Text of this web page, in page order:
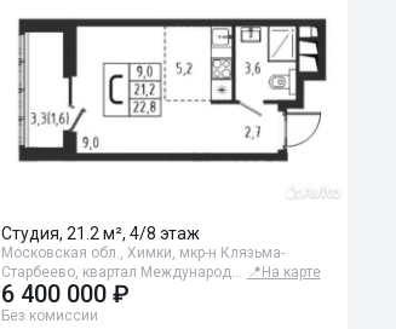
Студия, 21.2 м², 4/8 этаж
Московская обл., Химки, мкр-н Клязьма-
Старбеево, квартал Международ… 📍 На карте
6 400 000 ₽
Без комиссии